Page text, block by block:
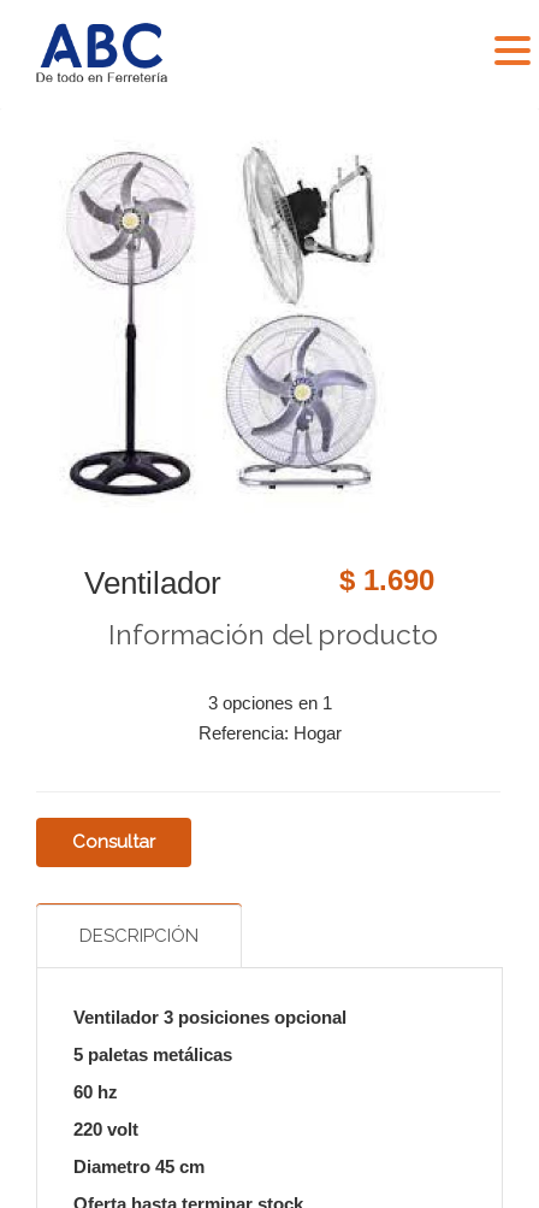
Ventilador
$ 1.690
Información del producto
3 opciones en 1
Referencia: Hogar
DESCRIPCIÓN
Ventilador 3 posiciones opcional
5 paletas metálicas
60 hz
220 volt
Diametro 45 cm
Oferta hasta terminar stock